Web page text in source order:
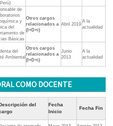
de
y
del
de
Básicas
Otros cargos
relacionados a
(I+D+i)
Abril 2019
A la
actualidad
del
Ambiental
Otros cargos
relacionados a
(I+D+i)
Junio
2013
A la
actualidad
COMO DOCENTE
del
Fecha
Inicio
Fecha Fin